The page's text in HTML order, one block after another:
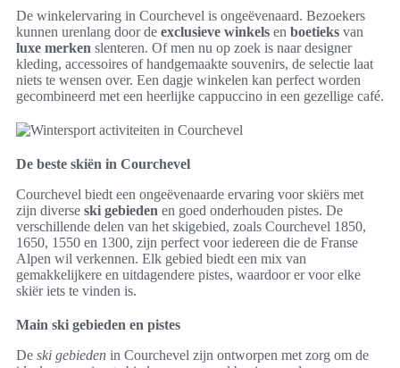
De winkelervaring in Courchevel is ongeëvenaard. Bezoekers
kunnen urenlang door de exclusieve winkels en boetieks van
luxe merken slenteren. Of men nu op zoek is naar designer
kleding, accessoires of handgemaakte souvenirs, de selectie laat
niets te wensen over. Een dagje winkelen kan perfect worden
gecombineerd met een heerlijke cappuccino in een gezellige café.
De beste skiën in Courchevel
Courchevel biedt een ongeëvenaarde ervaring voor skiërs met
zijn diverse ski gebieden en goed onderhouden pistes. De
verschillende delen van het skigebied, zoals Courchevel 1850,
1650, 1550 en 1300, zijn perfect voor iedereen die de Franse
Alpen wil verkennen. Elk gebied biedt een mix van
gemakkelijkere en uitdagendere pistes, waardoor er voor elke
skiër iets te vinden is.
Main ski gebieden en pistes
De ski gebieden in Courchevel zijn ontworpen met zorg om de